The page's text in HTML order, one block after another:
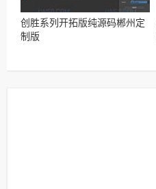
创胜系列开拓版纯源码郴州定
制版